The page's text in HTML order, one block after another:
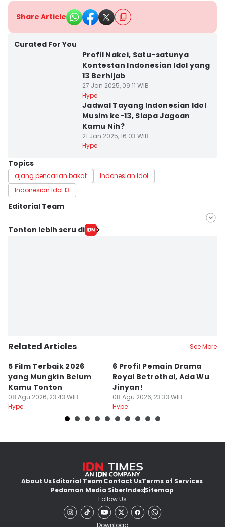
Share Article
Curated For You
Profil Nakei, Satu-satunya
Kontestan Indonesian Idol yang
13 Berhijab
27 Jan 2025, 09:11 WIB
Hype
Jadwal Tayang Indonesian Idol
Musim ke-13, Siapa Jagoan
Kamu Nih?
21 Jan 2025, 16:03 WIB
Hype
Topics
ajang pencarian bakat
Indonesian Idol
Indonesian Idol 13
Editorial Team
Editor
Tonton lebih seru di
Related Articles See More
5 Film Terbaik 2026
yang Mungkin Belum
Kamu Tonton
08 Agu 2026, 23:43 WIB
Hype
6 Profil Pemain Drama
Royal Betrothal, Ada Wu
Jinyan!
08 Agu 2026, 23:33 WIB
Hype
About UsEditorial TeamContact UsTerms of Services
Pedoman Media SiberIndexSitemap
Follow Us
Download